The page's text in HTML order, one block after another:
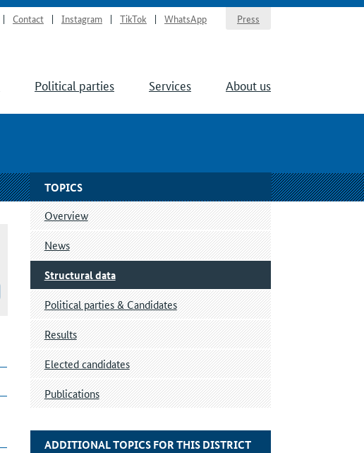
Contact Instagram TikTok WhatsApp Press
Political parties Services About us
TOPICS
Overview
News
Structural data
Political parties & Candidates
Results
Elected candidates
Publications
ADDITIONAL TOPICS FOR THIS DISTRICT